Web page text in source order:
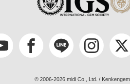
© 2006-2026 midi Co., Ltd. /